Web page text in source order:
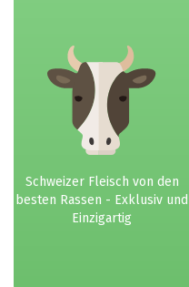
Schweizer Fleisch von den
besten Rassen - Exklusiv und
Einzigartig